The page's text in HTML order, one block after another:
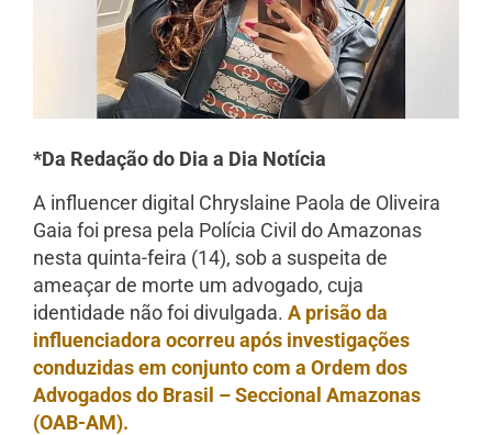
*Da Redação do Dia a Dia Notícia
A influencer digital Chryslaine Paola de Oliveira
Gaia foi presa pela Polícia Civil do Amazonas
nesta quinta-feira (14), sob a suspeita de
ameaçar de morte um advogado, cuja
identidade não foi divulgada. A prisão da
influenciadora ocorreu após investigações
conduzidas em conjunto com a Ordem dos
Advogados do Brasil – Seccional Amazonas
(OAB-AM).